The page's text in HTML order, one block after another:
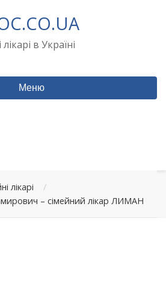
лікарі в Україні
Меню
лікарі
/
– сімейний лікар ЛИМАН